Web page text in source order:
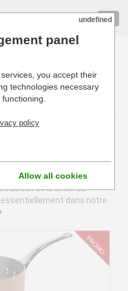
pour professionnels
ont été spécialement
Aucun
et le choix du
dans notre
undefined
panel
you accept their
technologies necessary
policy
Allow all cookies